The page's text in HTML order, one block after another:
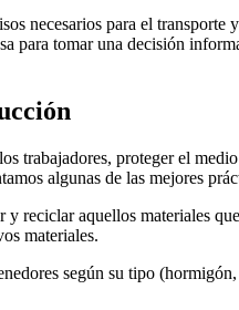
necesarios para el transporte
para tomar una decisión
trabajadores, proteger el
algunas de las mejores
reciclar aquellos materiales
materiales.
según su tipo